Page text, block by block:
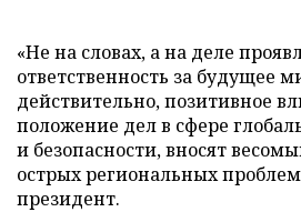
«Не на словах, а на деле
ответственность за будущее
действительно, позитивное
положение дел в сфере
и безопасности, вносят
острых региональных
президент.